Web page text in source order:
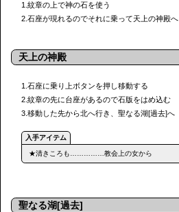
1.紋章の上で神の石を使う
2.石座が現れるのでそれに乗って天上の神殿へ
天上の神殿
1.石座に乗り上ボタンを押し移動する
2.紋章の先に台座があるので石版をはめ込む
3.移動した先から北へ行き、聖なる湖[過去]へ
★清きころも……………教会上の女から
聖なる湖[過去]